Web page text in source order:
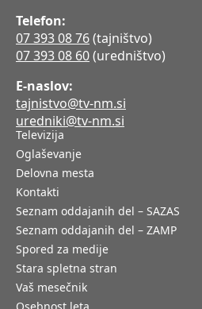
Telefon:
07 393 08 76(tajništvo)
07 393 08 60(uredništvo)
E-naslov:
tajnistvo@tv-nm.si
uredniki@tv-nm.si
Televizija
Oglaševanje
Delovna mesta
Kontakti
Seznam oddajanih del – SAZAS
Seznam oddajanih del – ZAMP
Spored za medije
Stara spletna stran
Vaš mesečnik